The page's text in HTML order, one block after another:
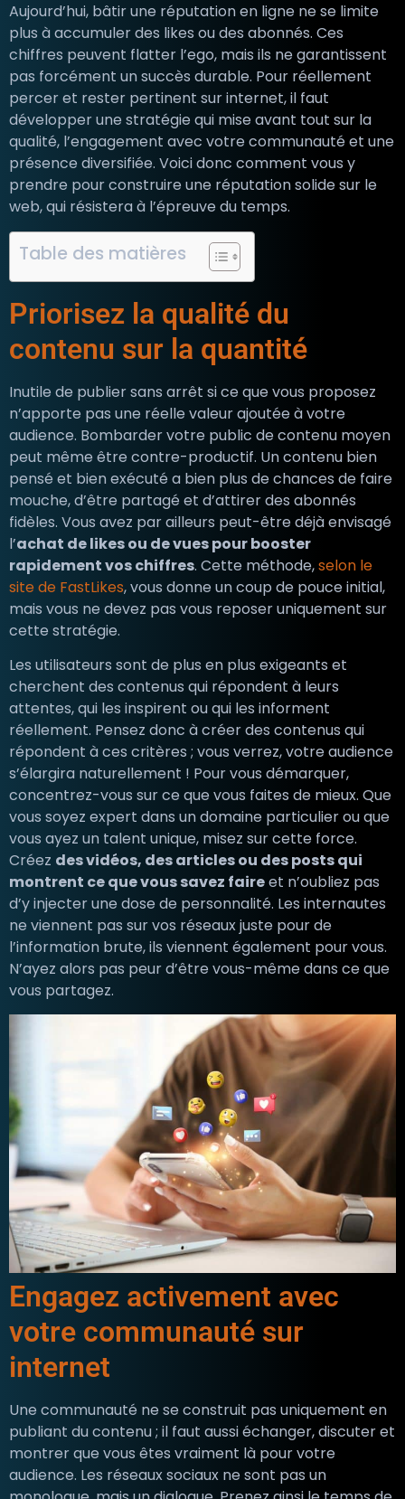
Aujourd’hui, bâtir une réputation en ligne ne se limite
plus à accumuler des likes ou des abonnés. Ces
chiffres peuvent flatter l’ego, mais ils ne garantissent
pas forcément un succès durable. Pour réellement
percer et rester pertinent sur internet, il faut
développer une stratégie qui mise avant tout sur la
qualité, l’engagement avec votre communauté et une
présence diversifiée. Voici donc comment vous y
prendre pour construire une réputation solide sur le
web, qui résistera à l’épreuve du temps.
Table des matières
Priorisez la qualité du
contenu sur la quantité
Inutile de publier sans arrêt si ce que vous proposez
n’apporte pas une réelle valeur ajoutée à votre
audience. Bombarder votre public de contenu moyen
peut même être contre-productif. Un contenu bien
pensé et bien exécuté a bien plus de chances de faire
mouche, d’être partagé et d’attirer des abonnés
fidèles. Vous avez par ailleurs peut-être déjà envisagé
l’achat de likes ou de vues pour booster
rapidement vos chiffres. Cette méthode,selon le
site de FastLikes, vous donne un coup de pouce initial,
mais vous ne devez pas vous reposer uniquement sur
cette stratégie.
Les utilisateurs sont de plus en plus exigeants et
cherchent des contenus qui répondent à leurs
attentes, qui les inspirent ou qui les informent
réellement. Pensez donc à créer des contenus qui
répondent à ces critères ; vous verrez, votre audience
s’élargira naturellement ! Pour vous démarquer,
concentrez-vous sur ce que vous faites de mieux. Que
vous soyez expert dans un domaine particulier ou que
vous ayez un talent unique, misez sur cette force.
Créez des vidéos, des articles ou des posts qui
montrent ce que vous savez faireet n’oubliez pas
d’y injecter une dose de personnalité. Les internautes
ne viennent pas sur vos réseaux juste pour de
l’information brute, ils viennent également pour vous.
N’ayez alors pas peur d’être vous-même dans ce que
vous partagez.
Engagez activement avec
votre communauté sur
internet
Une communauté ne se construit pas uniquement en
publiant du contenu ; il faut aussi échanger, discuter et
montrer que vous êtes vraiment là pour votre
audience. Les réseaux sociaux ne sont pas un